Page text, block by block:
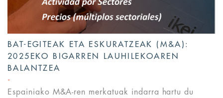
BAT-EGITEAK ETA ESKURATZEAK (M&A):
2025EKO BIGARREN LAUHILEKOAREN
BALANTZEA
Espainiako M&A-ren merkatuak indarra hartu du